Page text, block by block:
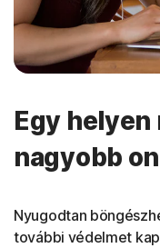
Egy helyen
nagyobb
Nyugodtan
további védelmet